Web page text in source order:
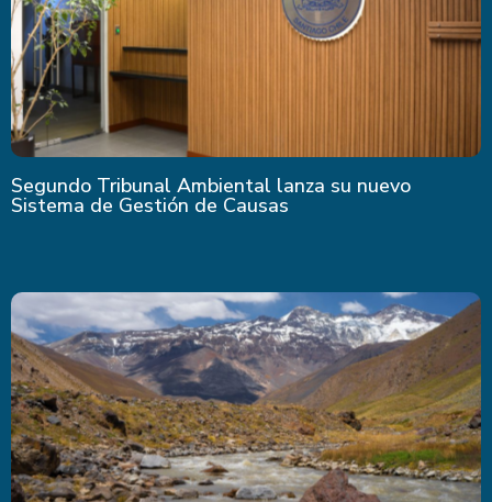
Segundo Tribunal Ambiental lanza su nuevo
Sistema de Gestión de Causas